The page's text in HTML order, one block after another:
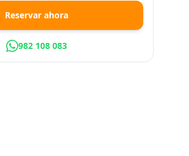
Reservar ahora
982 108 083